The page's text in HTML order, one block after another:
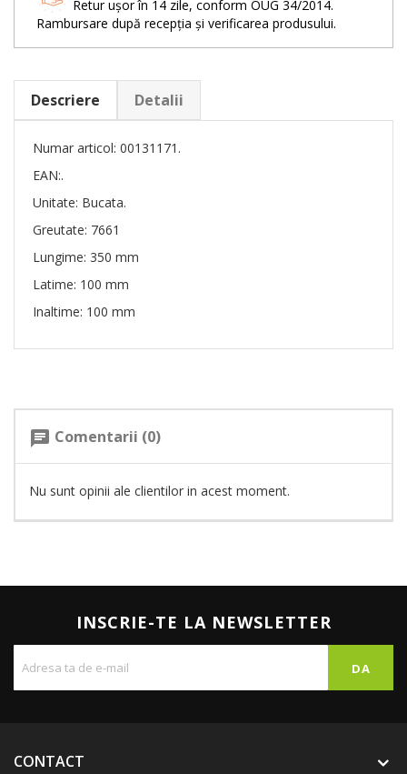
Retur ușor în 14 zile, conform OUG 34/2014.
Rambursare după recepția și verificarea produsului.
Descriere Detalii
Numar articol: 00131171.
EAN:.
Unitate: Bucata.
Greutate: 7661
Lungime: 350 mm
Latime: 100 mm
Inaltime: 100 mm
chat Comentarii (0)
Nu sunt opinii ale clientilor in acest moment.
INSCRIE-TE LA NEWSLETTER
CONTACT